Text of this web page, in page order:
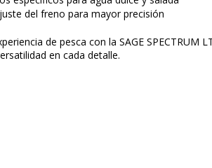
del freno para mayor precisión
de pesca con la SAGE SPECTRUM
en cada detalle.